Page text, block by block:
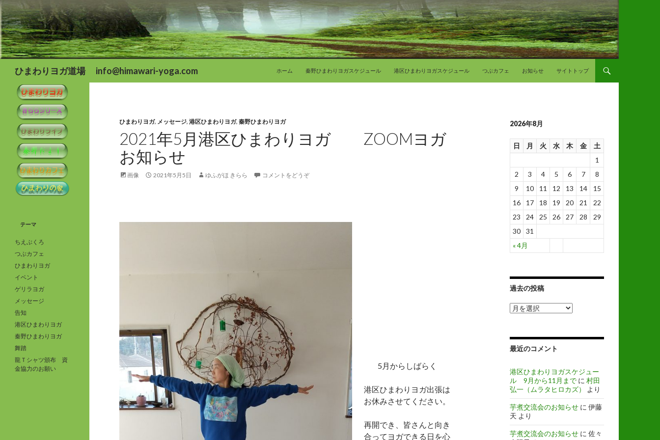
ひまわりヨガ道場 info@himawari-yoga.com
ホーム
秦野ひまわりヨガスケジュール 港区ひまわりヨガスケジュール つぶカフェ お知らせ サイトトップ
ひまわりヨガ, メッセージ, 港区ひまわりヨガ, 秦野ひまわりヨガ
2021年5月港区ひまわりヨガ ZOOMヨガ
お知らせ
画像 2021年5月5日 ゆふがほ きらら コメントをどうぞ
5月からしばらく
港区ひまわりヨガ出張は
お休みさせてください。
再開でき、皆さんと向き
合ってヨガできる日を心
2026年8月
日 月 火 水 木 金 土
« 4月
1
2
3 4 5 6 7
8
9
10 11 12 13 14
15
16
17 18 19 20 21
22
23
24 25 26 27 28
29
30
31
過去の投稿
過
去
最近のコメント
港区ひまわりヨガスケジュー
ル 9月から11月まで に 村田
弘一（ムラタヒロカズ）
より
芋煮交流会のお知らせ に 伊藤
天 より
芋煮交流会のお知らせ に 佐々
テーマ
ちえぶくろ
つぶカフェ
ひまわりヨガ
イベント
ゲリラヨガ
メッセージ
告知
港区ひまわりヨガ
秦野ひまわりヨガ
舞踏
龍Ｔシャツ頒布 資
金協力のお願い